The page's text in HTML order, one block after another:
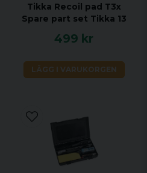
Tikka Recoil pad T3x
Spare part set Tikka 13
499 kr
LÄGG I VARUKORGEN